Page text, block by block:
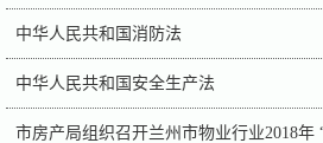
中华人民共和国消防法
中华人民共和国安全生产法
市房产局组织召开兰州市物业行业2018年